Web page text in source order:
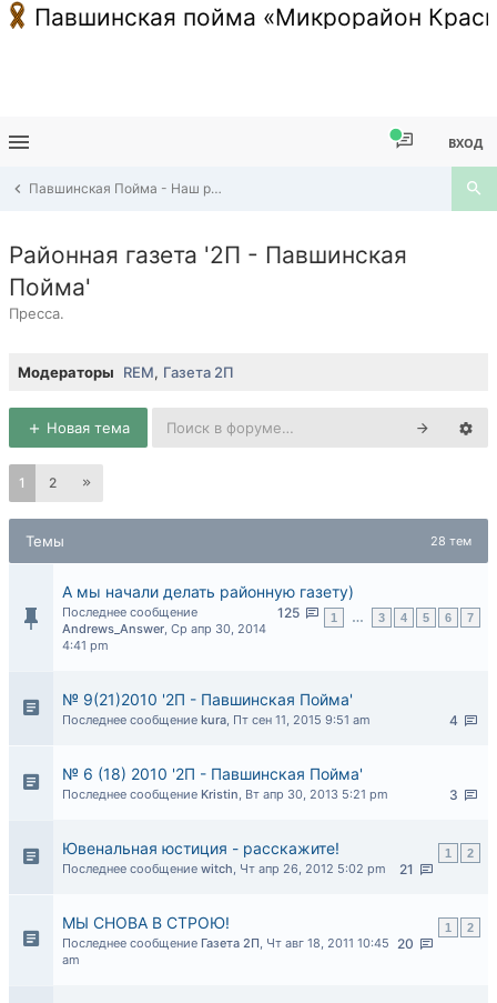
Павшинская пойма «Микрорайон
ВХОД
Павшинская Пойма - Наш район
Районная газета '2П - Павшинская
Пойма'
Пресса.
Модераторы REM, Газета 2П
Новая тема
1 2
Темы 28 тем
А мы начали делать районную газету)
1 … 3 4 5 6 7
125
Последнее сообщение
Andrews_Answer, Ср апр 30, 2014
4:41 pm
№ 9(21)2010 '2П - Павшинская Пойма'
4
Последнее сообщение kura, Пт сен 11, 2015 9:51 am
№ 6 (18) 2010 '2П - Павшинская Пойма'
3
Последнее сообщение Kristin, Вт апр 30, 2013 5:21 pm
Ювенальная юстиция - расскажите! 1 2
21
Последнее сообщение witch, Чт апр 26, 2012 5:02 pm
МЫ СНОВА В СТРОЮ! 1 2
20
Последнее сообщение Газета 2П, Чт авг 18, 2011 10:45
am